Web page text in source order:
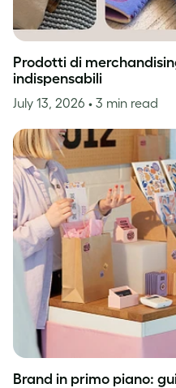
Prodotti di
indispensabili
July 13, 2026 • 3 min read
Brand in primo piano: